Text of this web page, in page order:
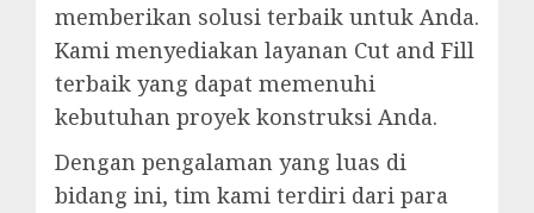
memberikan solusi terbaik untuk Anda.
Kami menyediakan layanan Cut and Fill
terbaik yang dapat memenuhi
kebutuhan proyek konstruksi Anda.
Dengan pengalaman yang luas di
bidang ini, tim kami terdiri dari para